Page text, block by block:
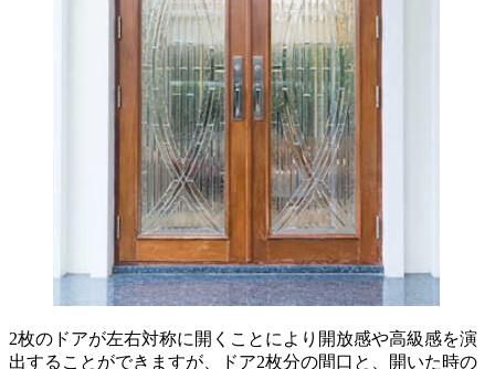
2枚のドアが左右対称に開くことにより開放感や高級感を演
出することができますが、ドア2枚分の間口と、開いた時の